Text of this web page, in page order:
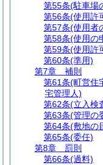
第55条(駐車場
第56条(使用許
第57条(使用者
第58条(使用の
第59条(使用許
第60条(準用)
第7章
補則
第61条(町営住
宅管理人)
第62条(立入検
第63条(管理の
第64条(敷地の
第65条(委任)
第8章
罰則
第66条(過料)